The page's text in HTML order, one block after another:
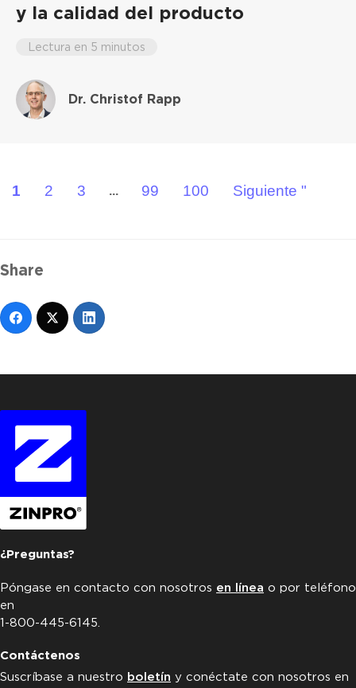
y la calidad del producto
Lectura en 5 minutos
Dr. Christof Rapp
1 2 3 ... 99 100 Siguiente "
Share
¿Preguntas?
Póngase en contacto con nosotros en línea o por teléfono
en
1-800-445-6145.
Contáctenos
Suscríbase a nuestro boletín y conéctate con nosotros en